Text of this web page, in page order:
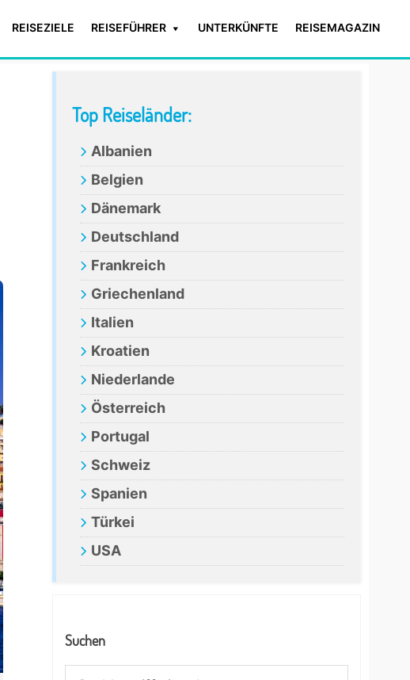
REISEZIELE REISEFÜHRER UNTERKÜNFTE REISEMAGAZIN
Primary
Sidebar
Top Reiseländer:
Albanien
Belgien
Dänemark
Deutschland
Frankreich
Griechenland
Italien
Kroatien
Niederlande
Österreich
Portugal
Schweiz
Spanien
Türkei
USA
Suchen